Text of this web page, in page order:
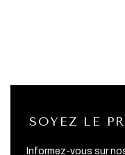
SOYEZ LE
Informez-vous sur